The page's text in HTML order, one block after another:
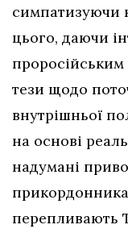
симпатизуючи
цього, даючи
проросійським
тези щодо
внутрішньої
на основі
надумані
перепливають